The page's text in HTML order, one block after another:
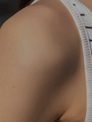
장마템 기획전